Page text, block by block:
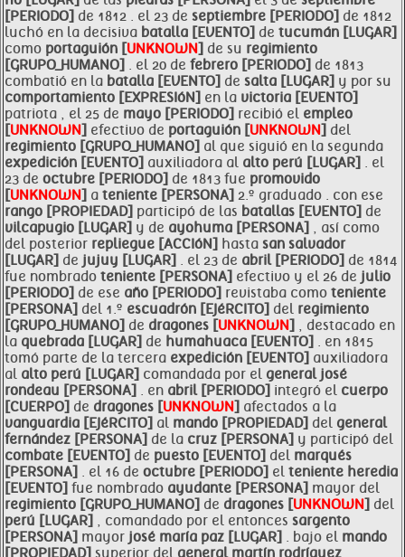
[PERIODO] de 1812 . el 23 de septiembre [PERIODO] de 1812
luchó en la decisiva batalla [EVENTO] de tucumán [LUGAR]
como portaguión [UNKNOWN] de su regimiento
[GRUPO_HUMANO] . el 20 de febrero [PERIODO] de 1813
combatió en la batalla [EVENTO] de salta [LUGAR] y por su
comportamiento [EXPRESIóN] en la victoria [EVENTO]
patriota , el 25 de mayo [PERIODO] recibió el empleo
[UNKNOWN] efectivo de portaguión [UNKNOWN] del
regimiento [GRUPO_HUMANO] al que siguió en la segunda
expedición [EVENTO] auxiliadora al alto perú [LUGAR] . el
23 de octubre [PERIODO] de 1813 fue promovido
[UNKNOWN] a teniente [PERSONA] 2.º graduado . con ese
rango [PROPIEDAD] participó de las batallas [EVENTO] de
vilcapugio [LUGAR] y de ayohuma [PERSONA] , así como
del posterior repliegue [ACCIóN] hasta san salvador
[LUGAR] de jujuy [LUGAR] . el 23 de abril [PERIODO] de 1814
fue nombrado teniente [PERSONA] efectivo y el 26 de julio
[PERIODO] de ese año [PERIODO] revistaba como teniente
[PERSONA] del 1.º escuadrón [EJéRCITO] del regimiento
[GRUPO_HUMANO] de dragones [UNKNOWN] , destacado en
la quebrada [LUGAR] de humahuaca [EVENTO] . en 1815
tomó parte de la tercera expedición [EVENTO] auxiliadora
al alto perú [LUGAR] comandada por el general josé
rondeau [PERSONA] . en abril [PERIODO] integró el cuerpo
[CUERPO] de dragones [UNKNOWN] afectados a la
vanguardia [EJéRCITO] al mando [PROPIEDAD] del general
fernández [PERSONA] de la cruz [PERSONA] y participó del
combate [EVENTO] de puesto [EVENTO] del marqués
[PERSONA] . el 16 de octubre [PERIODO] el teniente heredia
[EVENTO] fue nombrado ayudante [PERSONA] mayor del
regimiento [GRUPO_HUMANO] de dragones [UNKNOWN] del
perú [LUGAR] , comandado por el entonces sargento
[PERSONA] mayor josé maría paz [LUGAR] . bajo el mando
[PROPIEDAD] superior del general martín rodríguez